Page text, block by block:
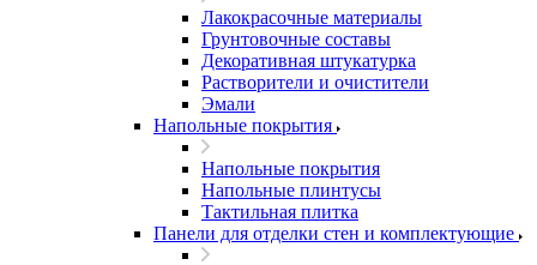
Лакокрасочные материалы
Грунтовочные составы
Декоративная штукатурка
Растворители и очистители
Эмали
Напольные покрытия
Напольные покрытия
Напольные плинтусы
Тактильная плитка
Панели для отделки стен и комплектующие